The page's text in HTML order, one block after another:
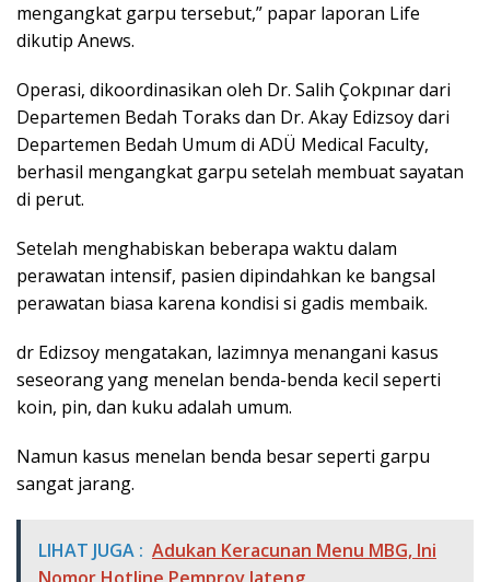
mengangkat garpu tersebut,” papar laporan Life
dikutip Anews.
Operasi, dikoordinasikan oleh Dr. Salih Çokpınar dari
Departemen Bedah Toraks dan Dr. Akay Edizsoy dari
Departemen Bedah Umum di ADÜ Medical Faculty,
berhasil mengangkat garpu setelah membuat sayatan
di perut.
Setelah menghabiskan beberapa waktu dalam
perawatan intensif, pasien dipindahkan ke bangsal
perawatan biasa karena kondisi si gadis membaik.
dr Edizsoy mengatakan, lazimnya menangani kasus
seseorang yang menelan benda-benda kecil seperti
koin, pin, dan kuku adalah umum.
Namun kasus menelan benda besar seperti garpu
sangat jarang.
LIHAT JUGA : Adukan Keracunan Menu MBG, Ini